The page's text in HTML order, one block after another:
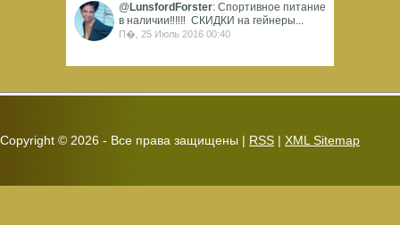
@ LunsfordForster: Спортивное питание
в наличии‼️‼️‼️ ️ СКИДКИ на гейнеры...
П�, 25 Июль 2016 00:40
Copyright © 2026 - Все права защищены | RSS | XML Sitemap